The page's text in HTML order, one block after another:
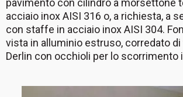
pavimento con cilindro a morsettone
acciaio inox AISI 316 o, a richiesta, a
con staffe in acciaio inox AISI 304.
vista in alluminio estruso, corredato di
Derlin con occhioli per lo scorrimento